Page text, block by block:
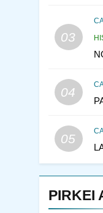
03
04
05
PIRKEI
146
147
1